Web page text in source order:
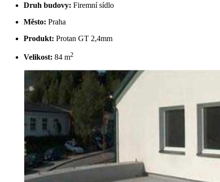
Druh budovy: Firemní sídlo
Město: Praha
Produkt: Protan GT 2,4mm
Velikost: 84 m2